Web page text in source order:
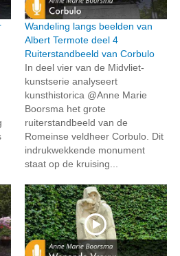
Wandeling langs beelden van
Albert Termote deel 4
Ruiterstandbeeld van Corbulo
In deel vier van de Midvliet-
kunstserie analyseert
kunsthistorica @Anne Marie
Boorsma het grote
ruiterstandbeeld van de
Romeinse veldheer Corbulo. Dit
indrukwekkende monument
staat op de kruising...